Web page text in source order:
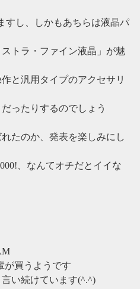
すし、しかもあちらは液晶パ
トラ・ファイン液晶」が魅
と汎用タイプのアクセサリ
ったりするのでしょう
たのか、発表を楽しみにし
、なんてオチだとイイな
が買うようです
い続けています(^.^)